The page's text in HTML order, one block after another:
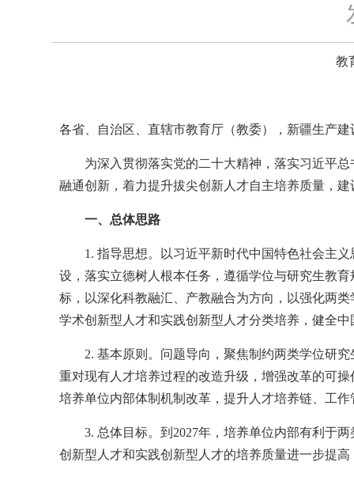
教
各省、自治区、直辖市教育厅（教委），新疆生产
为深入贯彻落实党的二十大精神，落实习近平
融通创新，着力提升拔尖创新人才自主培养质量，
一、总体思路
1. 指导思想。以习近平新时代中国特色社会主
设，落实立德树人根本任务，遵循学位与研究生教
标，以深化科教融汇、产教融合为方向，以强化两
学术创新型人才和实践创新型人才分类培养，健全
2. 基本原则。问题导向，聚焦制约两类学位研
重对现有人才培养过程的改造升级，增强改革的可
培养单位内部体制机制改革，提升人才培养链、工
3. 总体目标。到2027年，培养单位内部有利于
创新型人才和实践创新型人才的培养质量进一步提